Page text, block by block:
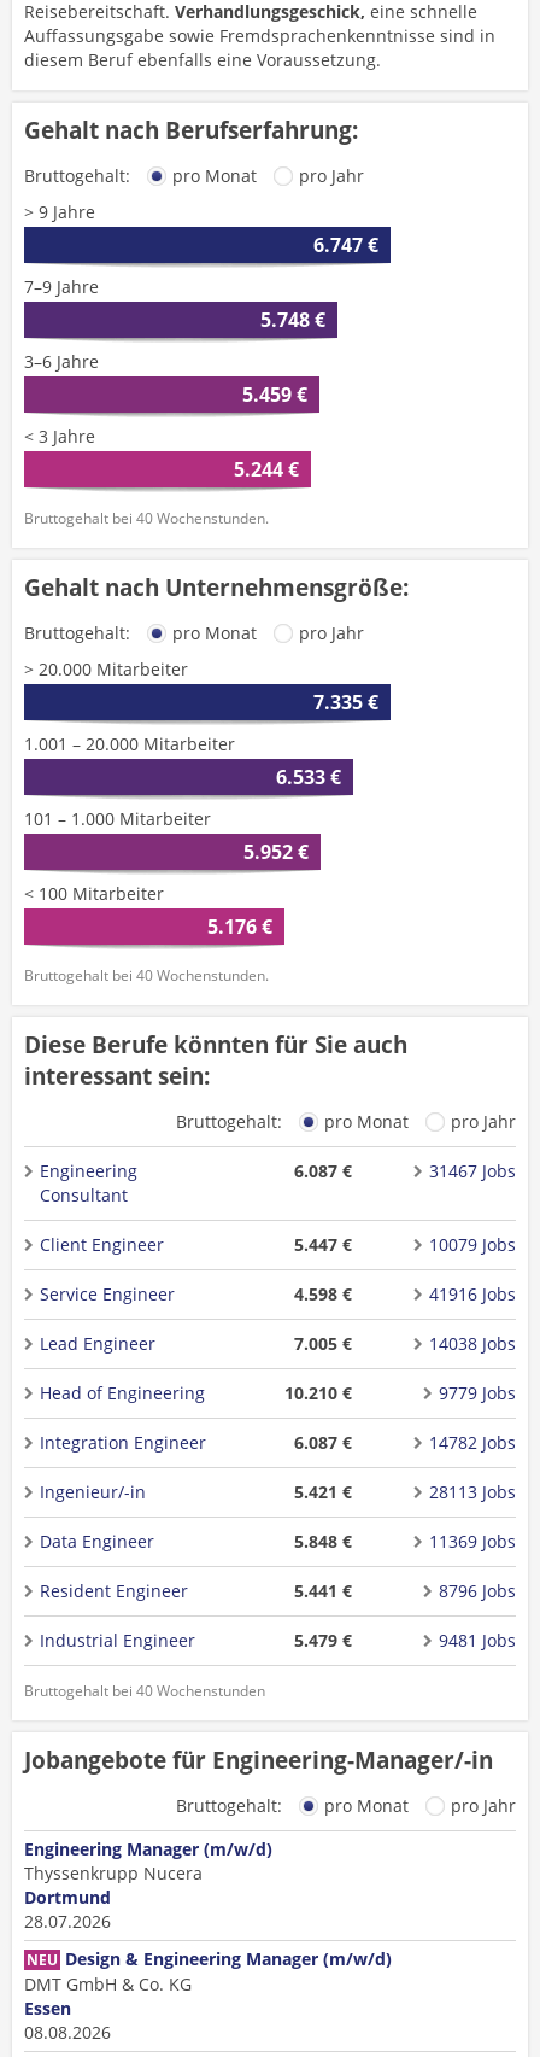
Reisebereitschaft. Verhandlungsgeschick, eine schnelle
Auffassungsgabe sowie Fremdsprachenkenntnisse sind in
diesem Beruf ebenfalls eine Voraussetzung.
Gehalt nach Berufserfahrung:
Bruttogehalt: pro Monat
pro Jahr
> 9 Jahre
6.747 €
7–9 Jahre
5.748 €
3–6 Jahre
5.459 €
< 3 Jahre
5.244 €
Bruttogehalt bei 40 Wochenstunden.
Gehalt nach Unternehmensgröße:
Bruttogehalt: pro Monat
pro Jahr
> 20.000 Mitarbeiter
7.335 €
1.001 – 20.000 Mitarbeiter
6.533 €
101 – 1.000 Mitarbeiter
5.952 €
< 100 Mitarbeiter
5.176 €
Bruttogehalt bei 40 Wochenstunden.
Diese Berufe könnten für Sie auch
interessant sein:
Bruttogehalt: pro Monat pro Jahr
Engineering
Consultant
6.087 € 31467 Jobs
Client Engineer 5.447 € 10079 Jobs
Service Engineer 4.598 € 41916 Jobs
Lead Engineer 7.005 € 14038 Jobs
Head of Engineering 10.210 € 9779 Jobs
Integration Engineer 6.087 € 14782 Jobs
Ingenieur/-in 5.421 € 28113 Jobs
Data Engineer 5.848 € 11369 Jobs
Resident Engineer 5.441 € 8796 Jobs
Industrial Engineer 5.479 € 9481 Jobs
Bruttogehalt bei 40 Wochenstunden
Jobangebote für Engineering-Manager/-in
Bruttogehalt: pro Monat
pro Jahr
Engineering Manager (m/w/d)
Thyssenkrupp Nucera
Dortmund
28.07.2026
NEU Design & Engineering Manager (m/w/d)
DMT GmbH & Co. KG
Essen
08.08.2026